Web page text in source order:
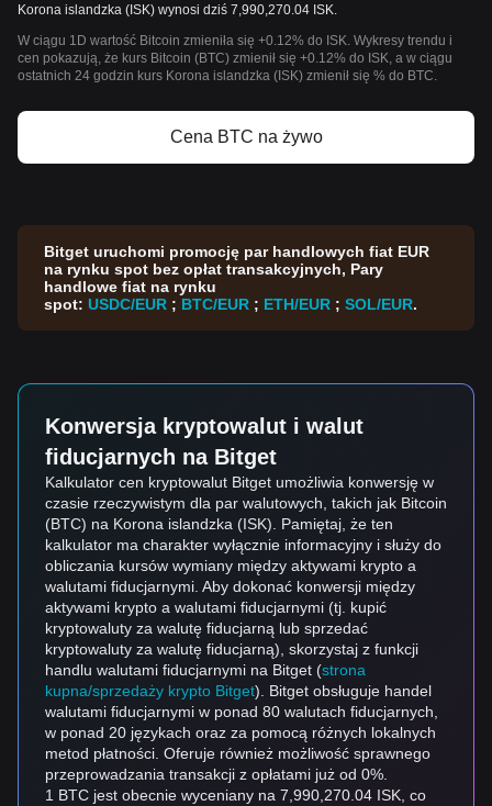
Korona islandzka (ISK) wynosi dziś 7,990,270.04 ISK.
W ciągu 1D wartość Bitcoin zmieniła się +0.12% do ISK. Wykresy trendu i
cen pokazują, że kurs Bitcoin (BTC) zmienił się +0.12% do ISK, a w ciągu
ostatnich 24 godzin kurs Korona islandzka (ISK) zmienił się % do BTC.
Cena BTC na żywo
Bitget uruchomi promocję par handlowych fiat EUR
na rynku spot bez opłat transakcyjnych, Pary
handlowe fiat na rynku
spot: USDC/EUR ; BTC/EUR ; ETH/EUR ; SOL/EUR.
Konwersja kryptowalut i walut
fiducjarnych na Bitget
Kalkulator cen kryptowalut Bitget umożliwia konwersję w
czasie rzeczywistym dla par walutowych, takich jak Bitcoin
(BTC) na Korona islandzka (ISK). Pamiętaj, że ten
kalkulator ma charakter wyłącznie informacyjny i służy do
obliczania kursów wymiany między aktywami krypto a
walutami fiducjarnymi. Aby dokonać konwersji między
aktywami krypto a walutami fiducjarnymi (tj. kupić
kryptowaluty za walutę fiducjarną lub sprzedać
kryptowaluty za walutę fiducjarną), skorzystaj z funkcji
handlu walutami fiducjarnymi na Bitget (strona
kupna/sprzedaży krypto Bitget). Bitget obsługuje handel
walutami fiducjarnymi w ponad 80 walutach fiducjarnych,
w ponad 20 językach oraz za pomocą różnych lokalnych
metod płatności. Oferuje również możliwość sprawnego
przeprowadzania transakcji z opłatami już od 0%.
1 BTC jest obecnie wyceniany na 7,990,270.04 ISK, co